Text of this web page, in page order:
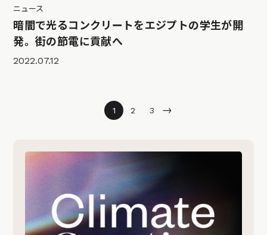
ニュース
暗闇で光るコンクリートをエジプトの学生が開
発。街の節電に貢献へ
2022.07.12
1 2 3 →